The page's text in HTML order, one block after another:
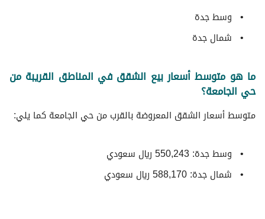
وسط جدة
شمال جدة
ما هو متوسط أسعار بيع الشقق في المناطق القريبة من
حي الجامعة؟
متوسط ​​أسعار الشقق المعروضة بالقرب من حي الجامعة كما يلي:
وسط جدة: 550,243 ريال سعودي
شمال جدة: 588,170 ريال سعودي